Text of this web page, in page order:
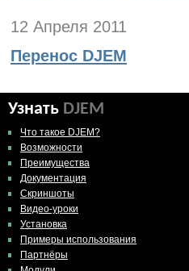
12 Апреля 2011
Перенос DJEM
Узнать DJEM
Что такое DJEM?
Возможности
Преимущества
Документация
Скриншоты
Видео-уроки
Установка
Примеры использования
Партнёры